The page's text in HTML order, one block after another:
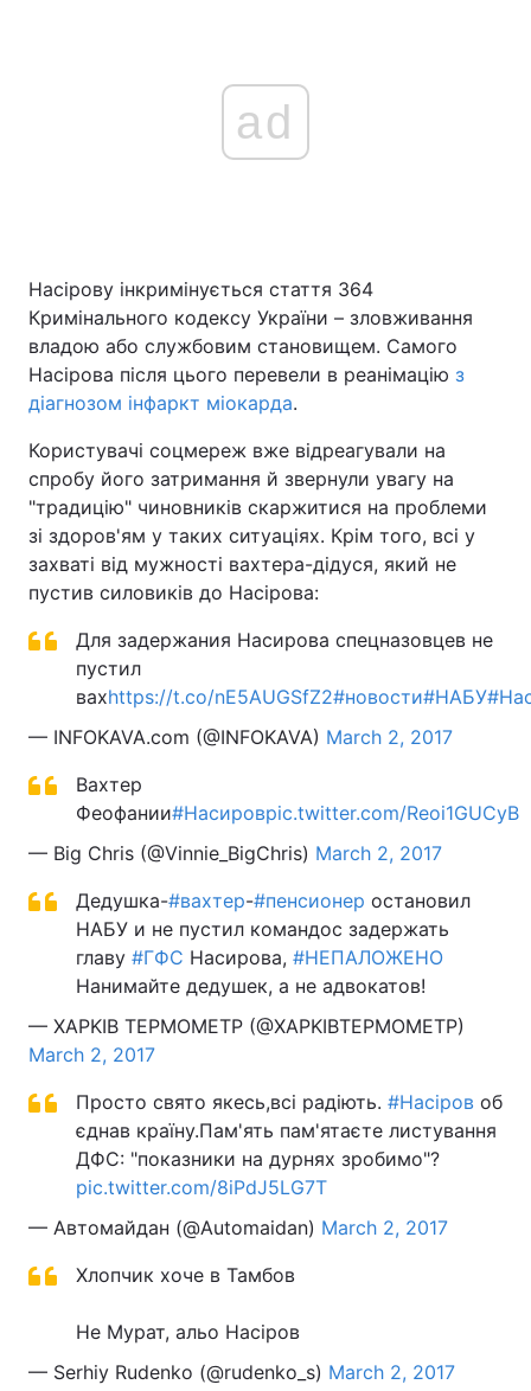
ad
Насірову інкримінується стаття 364
Кримінального кодексу України – зловживання
владою або службовим становищем. Самого
Насірова після цього перевели в реанімацію з
діагнозом інфаркт міокарда.
Користувачі соцмереж вже відреагували на
спробу його затримання й звернули увагу на
"традицію" чиновників скаржитися на проблеми
зі здоров'ям у таких ситуаціях. Крім того, всі у
захваті від мужності вахтера-дідуся, який не
пустив силовиків до Насірова:
Для задержания Насирова спецназовцев не
пустил
вахhttps://t.co/nE5AUGSfZ2#новости#НАБУ
— INFOKAVA.com (@INFOKAVA) March 2, 2017
Вахтер
Феофании#Насировpic.twitter.com/Reoi1GUCyB
— Big Chris (@Vinnie_BigChris) March 2, 2017
Дедушка-#вахтер-#пенсионер остановил
НАБУ и не пустил командос задержать
главу #ГФС Насирова, #НЕПАЛОЖЕНО
Нанимайте дедушек, а не адвокатов!
— XAPKIB TEPMOMETP (@XAPKIBTEPMOMETP)
March 2, 2017
Просто свято якесь,всі радіють. #Насіров об
єднав країну.Пам'ять пам'ятаєте листування
ДФС: "показники на дурнях зробимо"?
pic.twitter.com/8iPdJ5LG7T
— Автомайдан (@Automaidan) March 2, 2017
Хлопчик хоче в Тамбов
Не Мурат, альо Насіров
— Serhiy Rudenko (@rudenko_s) March 2, 2017